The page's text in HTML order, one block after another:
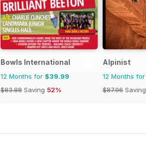
Bowls International
12 Months for $39.99
$83.88 Saving 52%
Alpinist
12 Months for
$87.96 Saving